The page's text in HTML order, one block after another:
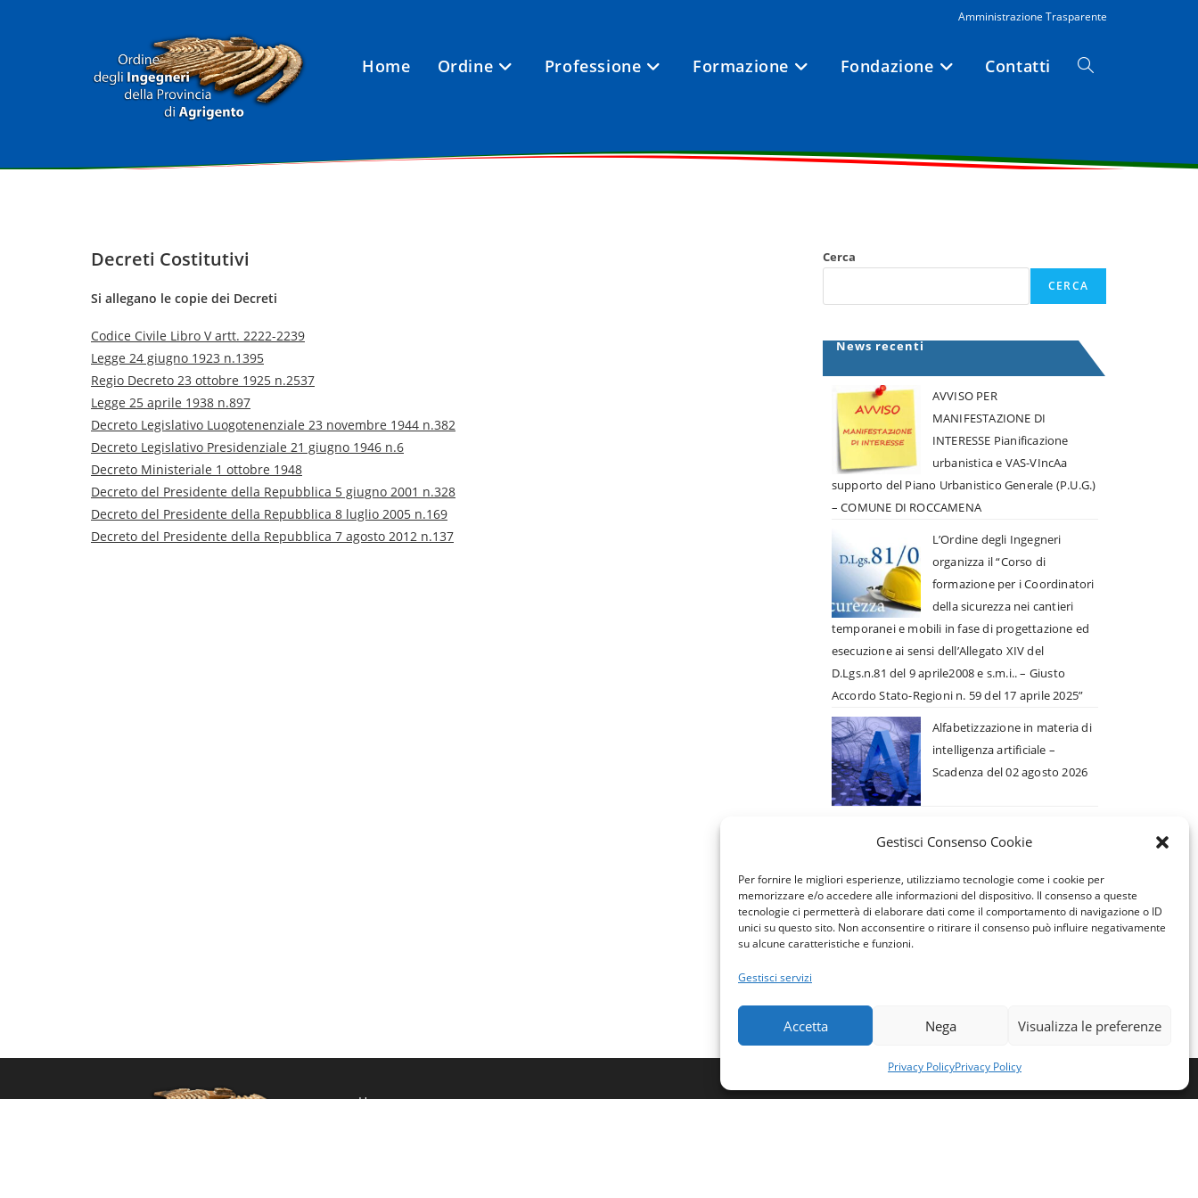
Gestisci Consenso Cookie
Per fornire le migliori esperienze, utilizziamo tecnologie come i cookie per
memorizzare e/o accedere alle informazioni del dispositivo. Il consenso a queste
tecnologie ci permetterà di elaborare dati come il comportamento di navigazione o ID
unici su questo sito. Non acconsentire o ritirare il consenso può influire negativamente
su alcune caratteristiche e funzioni.
Gestisci servizi
Accetta Nega Visualizza le preferenze
Privacy PolicyPrivacy Policy
Amministrazione Trasparente
Home Ordine Professione Formazione Fondazione Contatti Attiva/disattiva
Decreti Costitutivi
Si allegano le copie dei Decreti
Codice Civile Libro V artt. 2222-2239
Legge 24 giugno 1923 n.1395
Regio Decreto 23 ottobre 1925 n.2537
Legge 25 aprile 1938 n.897
Decreto Legislativo Luogotenenziale 23 novembre 1944 n.382
Decreto Legislativo Presidenziale 21 giugno 1946 n.6
Decreto Ministeriale 1 ottobre 1948
Decreto del Presidente della Repubblica 5 giugno 2001 n.328
Decreto del Presidente della Repubblica 8 luglio 2005 n.169
Decreto del Presidente della Repubblica 7 agosto 2012 n.137
Cerca
CERCA
News recenti
AVVISO PER
MANIFESTAZIONE DI
INTERESSE Pianificazione
urbanistica e VAS-VIncAa
supporto del Piano Urbanistico Generale (P.U.G.)
– COMUNE DI ROCCAMENA
L’Ordine degli Ingegneri
organizza il “Corso di
formazione per i Coordinatori
della sicurezza nei cantieri
temporanei e mobili in fase di progettazione ed
esecuzione ai sensi dell’Allegato XIV del
D.Lgs.n.81 del 9 aprile2008 e s.m.i.. – Giusto
Accordo Stato-Regioni n. 59 del 17 aprile 2025”
Alfabetizzazione in materia di
intelligenza artificiale –
Scadenza del 02 agosto 2026
scomparsa dell’Ing. Giuseppe
Lumera- FUNERALI OGGI
POMERIGGIO, 15/7/2026, ORE
16,30 presso la chiesa di San Francesco a Naro
Home